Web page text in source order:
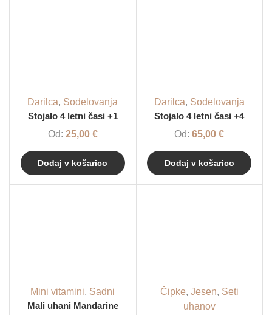
Darilca, Sodelovanja
Stojalo 4 letni časi +1
Od: 25,00 €
Dodaj v košarico
Darilca, Sodelovanja
Stojalo 4 letni časi +4
Od:65,00€
Dodaj v košarico
Mini vitamini, Sadni
Mali uhani Mandarine
Čipke, Jesen, Seti
uhanov